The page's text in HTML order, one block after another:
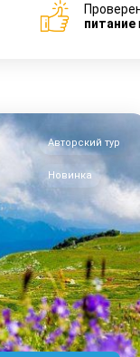
питание
Авторский тур
Новинка